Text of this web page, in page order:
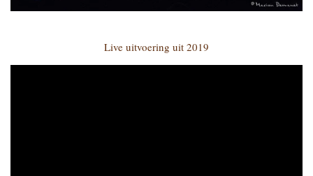
Live uitvoering uit 2019